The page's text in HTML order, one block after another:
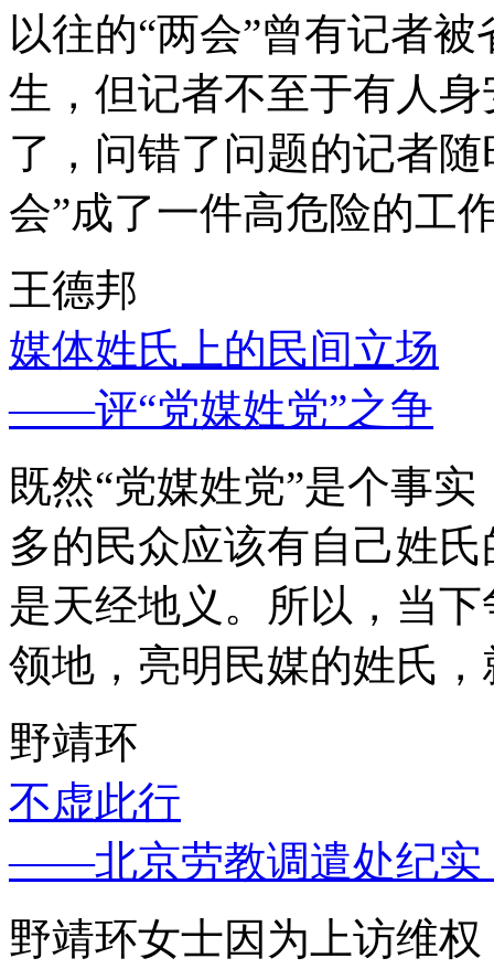
以往的“两会”曾有记者
生，但记者不至于有人
了，问错了问题的记者
会”成了一件高危险的工
王德邦
媒体姓氏上的民间立场
——评“党媒姓党”之争
既然“党媒姓党”是个事
多的民众应该有自己姓
是天经地义。所以，当
领地，亮明民媒的姓氏
野靖环
不虚此行
——北京劳教调遣处纪实
野靖环女士因为上访维